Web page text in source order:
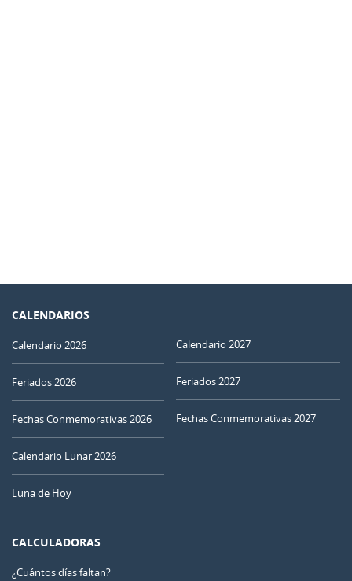
CALENDARIOS
Calendario 2026
Feriados 2026
Fechas Conmemorativas 2026
Calendario Lunar 2026
Luna de Hoy
Calendario 2027
Feriados 2027
Fechas Conmemorativas 2027
CALCULADORAS
¿Cuántos días faltan?